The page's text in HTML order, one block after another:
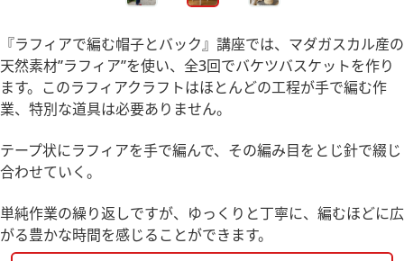
『ラフィアで編む帽子とバック』講座では、マダガスカル産の
天然素材”ラフィア”を使い、全3回でバケツバスケットを作り
ます。このラフィアクラフトはほとんどの工程が手で編む作
業、特別な道具は必要ありません。
テープ状にラフィアを手で編んで、その編み目をとじ針で綴じ
合わせていく。
単純作業の繰り返しですが、ゆっくりと丁寧に、編むほどに広
がる豊かな時間を感じることができます。